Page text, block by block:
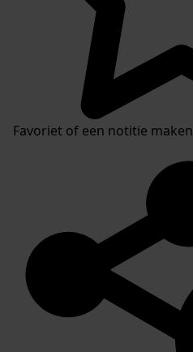
Favoriet of een notitie maken